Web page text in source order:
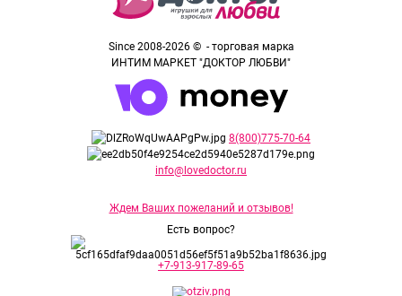
Since 2008-2026 © - торговая марка
ИНТИМ МАРКЕТ "ДОКТОР ЛЮБВИ"
8(800)775-70-64
info@lovedoctor.ru
Ждем Ваших пожеланий и отзывов!
Есть вопрос?
+7-913-917-89-65